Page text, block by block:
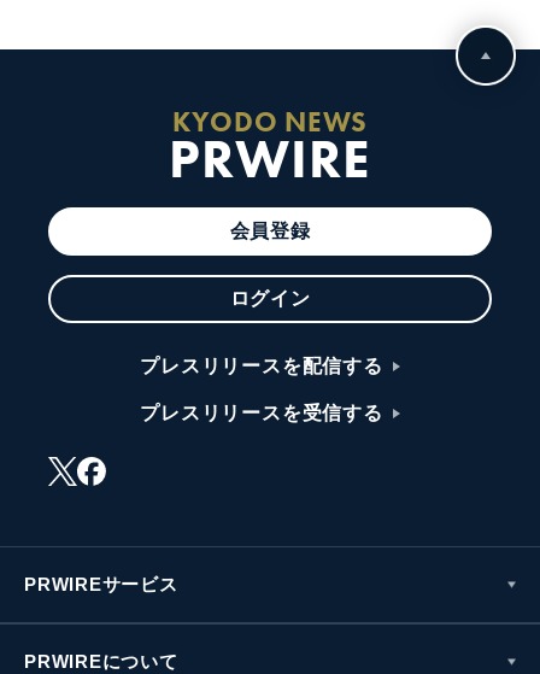
KYODO NEWS
PRWIRE
会員登録
ログイン
プレスリリースを配信する
プレスリリースを受信する
PRWIREサービス
PRWIREについて